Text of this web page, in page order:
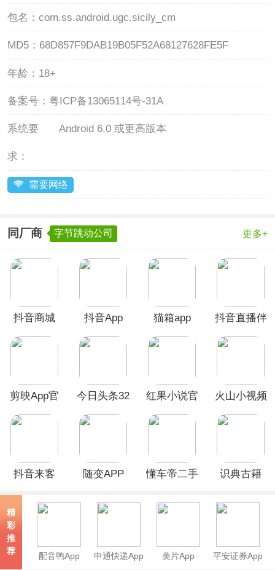
包名： com.ss.android.ugc.sicily_cm
MD5： 68D857F9DAB19B05F52A68127628FE5F
年龄： 18+
备案号： 粤ICP备13065114号-31A
系统要
求：
Android 6.0 或更高版本
需要网络
同厂商 字节跳动公司 更多+
抖音商城
抖音App 猫箱app
抖音直播伴
剪映App官
今日头条32
红果小说官
火山小视频
抖音来客
随变APP
懂车帝二手
app
识典古籍
精
彩
推
荐
配音鸭App 申通快递App 美片App 平安证券App